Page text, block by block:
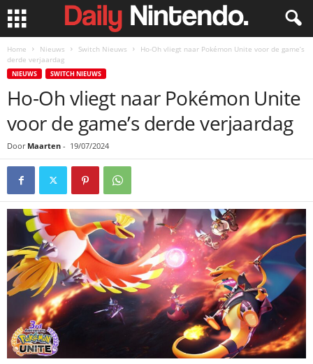
Home Nieuws Switch Nieuws
Ho-Oh vliegt naar Pokémon Unite voor de game’s
derde verjaardag
NIEUWS SWITCH NIEUWS
Ho-Oh vliegt naar Pokémon Unite
voor de game’s derde verjaardag
Door Maarten - 19/07/2024